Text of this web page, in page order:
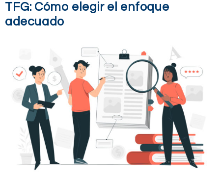
TFG: Cómo elegir el enfoque
adecuado